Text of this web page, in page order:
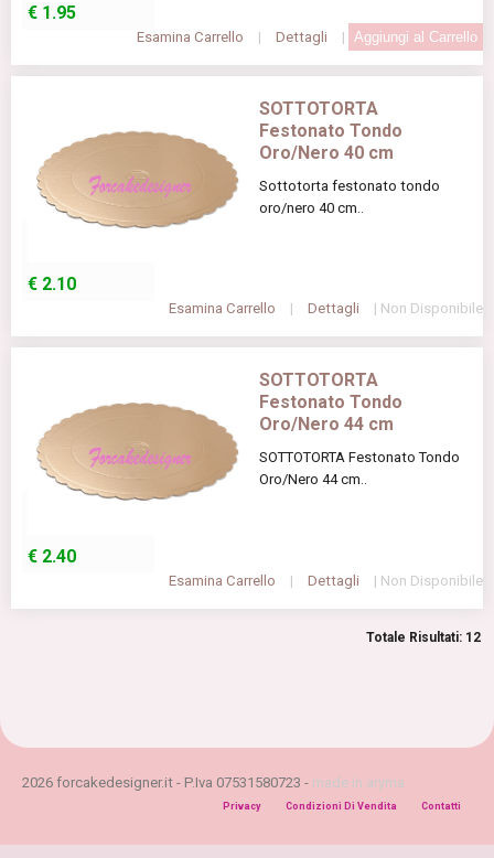
€ 1.95
Esamina Carrello | Dettagli |
SOTTOTORTA
Festonato Tondo
Oro/Nero 40 cm
Sottotorta festonato tondo
oro/nero 40 cm..
€ 2.10
Esamina Carrello | Dettagli | Non Disponibile
SOTTOTORTA
Festonato Tondo
Oro/Nero 44 cm
SOTTOTORTA Festonato Tondo
Oro/Nero 44 cm..
€ 2.40
Esamina Carrello | Dettagli | Non Disponibile
Totale Risultati: 12
2026 forcakedesigner.it - P.Iva 07531580723 - made in aryma
Privacy Condizioni Di Vendita Contatti